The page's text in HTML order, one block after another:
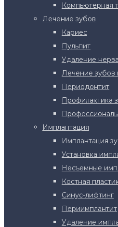
Компьютерная
Лечение зубов
Кариес
Пульпит
Удаление
Лечение зубов
Периодонтит
Профилактика
Имплантация
Имплантация
Установка
Несъемные
Костная
Синус-лифтинг
Периимплантит
Удаление